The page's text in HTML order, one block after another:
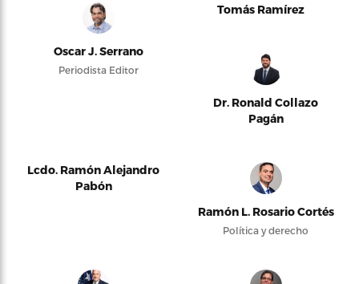
Oscar J. Serrano
Periodista Editor
Tomás Ramírez
Dr. Ronald Collazo
Pagán
Lcdo. Ramón Alejandro
Pabón
Ramón L. Rosario Cortés
Política y derecho